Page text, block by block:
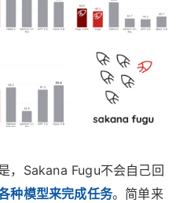
，Sakana Fugu不会自己回
种模型来完成任务。简单来